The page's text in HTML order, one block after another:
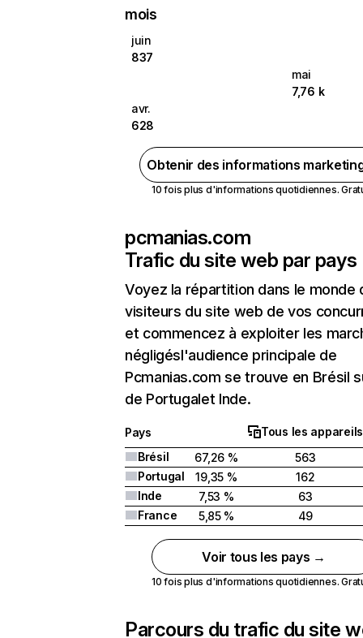
mois
juin
837
mai
7,76 k
avr.
628
Obtenir des informations
10 fois plus d'informations quotidiennes.
pcmanias.com
Trafic du site web par pays
Voyez la répartition dans le monde
visiteurs du site web de vos
et commencez à exploiter les
négligésl'audience principale de
Pcmanias.com se trouve en Brésil
de Portugalet Inde.
Pays
Tous les appareils
Brésil
67,26 %
563
Portugal
19,35 %
162
Inde
7,53 %
63
France
5,85 % 49
Voir tous les pays →
10 fois plus d'informations quotidiennes.
Parcours du trafic du site